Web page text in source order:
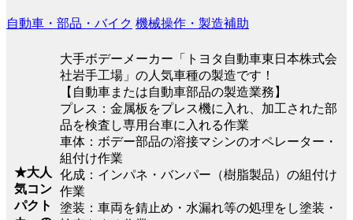
自動車・部品・バイク 機械操作・製造補助
★大人
気コン
パクト
大手ボデーメーカー「トヨタ自動車東日本株式会
社岩手工場」の人気車種の製造です！
【自動車または自動車部品の製造業務】
プレス：金属板をプレス機に入れ、加工された部
品を検査し専用台車に入れる作業
車体：ボデー部品の溶接マシンのオペレーター・
組付け作業
化成：インパネ・バンパー（樹脂製品）の組付け
作業
塗装：車両を錆止め・水漏れ等の処理をし塗装・